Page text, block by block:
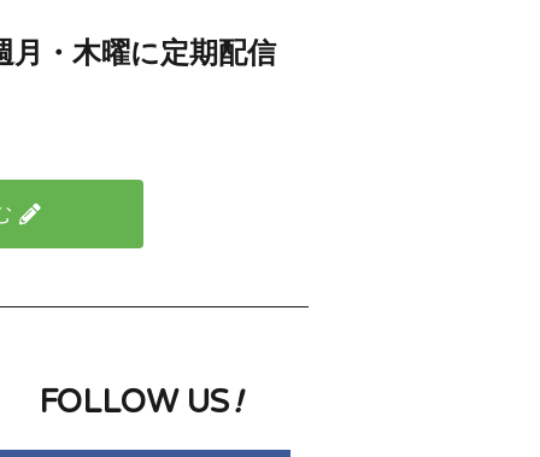
月・木曜に定期配信
FOLLOW US!